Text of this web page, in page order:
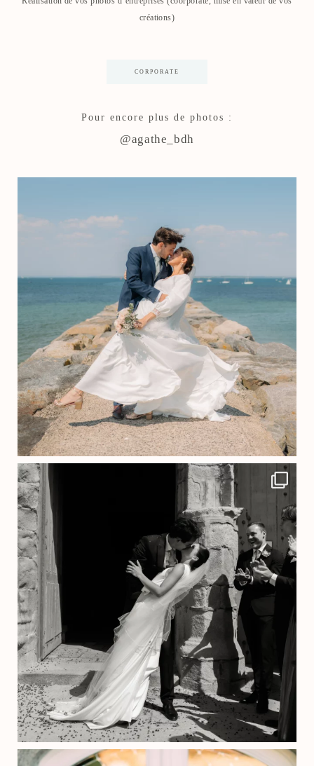
créations)
CORPORATE
Pour encore plus de photos :
@agathe_bdh